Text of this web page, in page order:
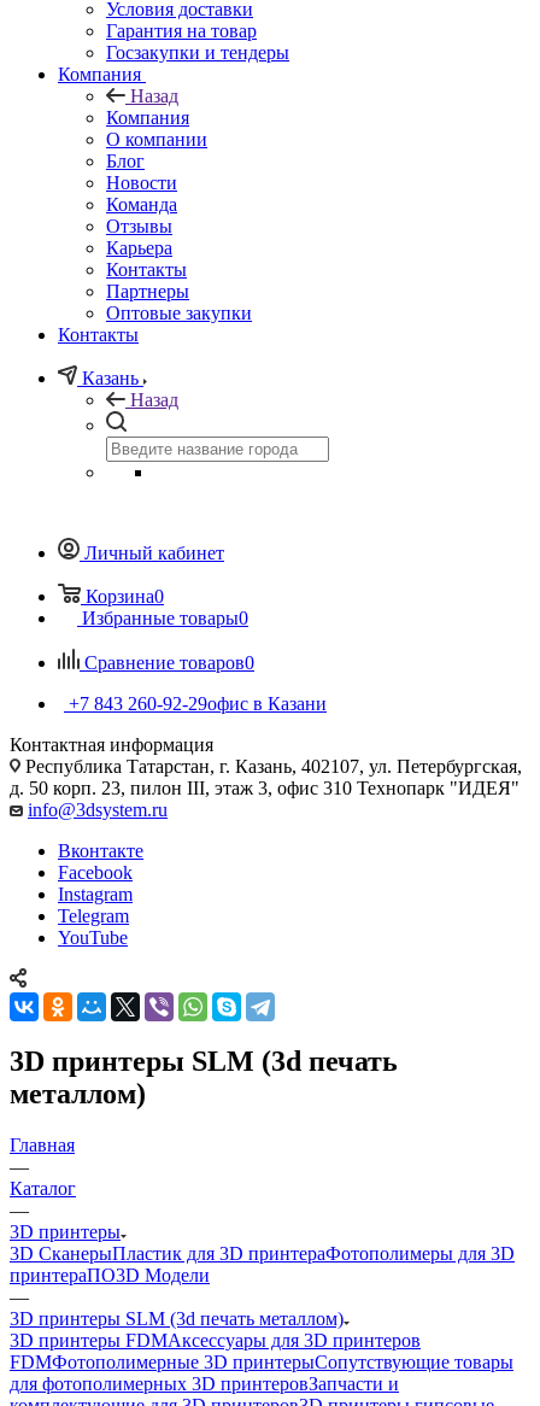
Условия доставки
Гарантия на товар
Госзакупки и тендеры
Компания
Назад
Компания
О компании
Блог
Новости
Команда
Отзывы
Карьера
Контакты
Партнеры
Оптовые закупки
Контакты
Казань
Назад
Личный кабинет
Корзина0
Избранные товары0
Сравнение товаров0
+7 843 260-92-29офис в Казани
Контактная информация
Республика Татарстан, г. Казань, 402107, ул. Петербургская,
д. 50 корп. 23, пилон III, этаж 3, офис 310 Технопарк "ИДЕЯ"
info@3dsystem.ru
Вконтакте
Facebook
Instagram
Telegram
YouTube
3D принтеры SLM (3d печать
металлом)
Главная
—
Каталог
—
3D принтеры
3D СканерыПластик для 3D принтераФотополимеры для 3D
принтераПО3D Модели
—
3D принтеры SLM (3d печать металлом)
3D принтеры FDMАксессуары для 3D принтеров
FDMФотополимерные 3D принтерыСопутствующие товары
для фотополимерных 3D принтеровЗапчасти и